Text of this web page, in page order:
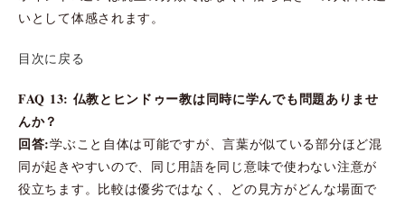
いとして体感されます。
目次に戻る
FAQ 13: 仏教とヒンドゥー教は同時に学んでも問題ありませ
んか？
回答:学ぶこと自体は可能ですが、言葉が似ている部分ほど混
同が起きやすいので、同じ用語を同じ意味で使わない注意が
役立ちます。比較は優劣ではなく、どの見方がどんな場面で